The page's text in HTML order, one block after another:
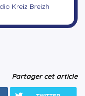
Kreiz Breizh
Partager cet article